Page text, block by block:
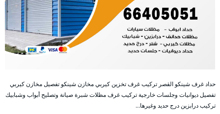
حداد غرف شينكو القصر تركيب غرف تخزين كيربي مخازن شينكو تفصيل مخازن كيربي
تفصيل ديوانيات وجلسات خارجية تركيب غرف مظلات شبرة صيانة وتصليح أبواب وشبابيك
تركيب درابزين درج حديد وغيرها…